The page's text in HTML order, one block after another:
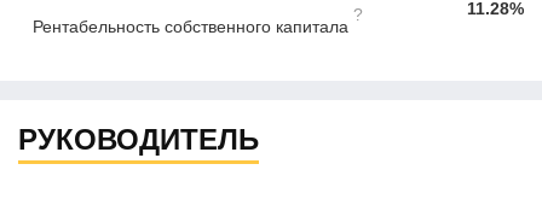
Рентабельность собственного капитала
? 11.28%
РУКОВОДИТЕЛЬ